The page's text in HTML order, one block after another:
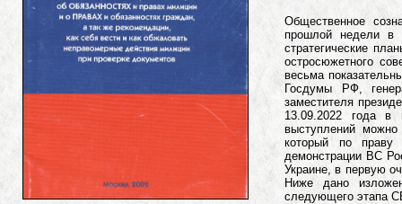
Общественное
прошлой недели в
стратегические
остросюжетного
весьма
Госдумы РФ,
заместителя
13.09.2022 года
выступлений
который по праву
демонстрации ВС
Украине, в первую
Ниже дано
следующего этапа